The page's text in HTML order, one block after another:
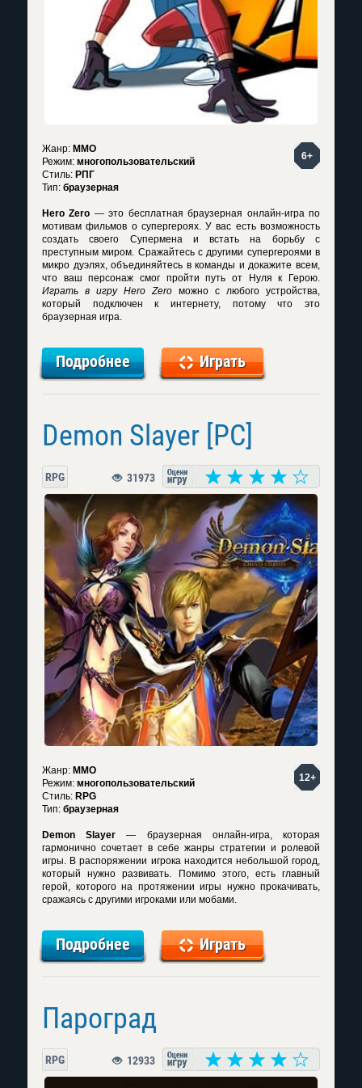
6+
Жанр: MMO
Режим: многопользовательский
Стиль: РПГ
Тип: браузерная
Hero Zero — это бесплатная браузерная онлайн-игра по
мотивам фильмов о супергероях. У вас есть возможность
создать своего Супермена и встать на борьбу с
преступным миром. Сражайтесь с другими супергероями в
микро дуэлях, объединяйтесь в команды и докажите всем,
что ваш персонаж смог пройти путь от Нуля к Герою.
Играть в игру Hero Zero можно с любого устройства,
который подключен к интернету, потому что это
браузерная игра.
Подробнее Играть
Demon Slayer [PC]
RPG 31973
12+
Жанр: MMO
Режим: многопользовательский
Стиль: RPG
Тип: браузерная
Demon Slayer — браузерная онлайн-игра, которая
гармонично сочетает в себе жанры стратегии и ролевой
игры. В распоряжении игрока находится небольшой город,
который нужно развивать. Помимо этого, есть главный
герой, которого на протяжении игры нужно прокачивать,
сражаясь с другими игроками или мобами.
Подробнее Играть
Пароград
RPG 12933